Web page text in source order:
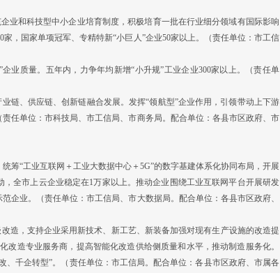
和科技型中小企业培育制度，积极培育一批在行业细分领域有国际影响
家，国家单项冠军、专精特新“小巨人”企业50家以上。（责任单位：市工信
质量。五年内，力争年均新增“小升规”工业企业300家以上。（责任单
、供应链、创新链融合发展。发挥“领航型”企业作用，引领带动上下游
任单位：市科技局、市工信局、市商务局。配合单位：各县市区政府、市
“工业互联网＋工业大数据中心＋5G”的数字基建体系化协同布局，开展
全市上云企业稳定在1万家以上。推动企业围绕工业互联网平台开展研发
企业。（责任单位：市工信局、市大数据局。配合单位：各县市区政府、
，支持企业采用新技术、新工艺、新装备加强对现有生产设施的改造提
改造专业服务商，提高智能化改造供给侧质量和水平，推动制造服务化。
千企转型”。（责任单位：市工信局。配合单位：各县市区政府、市属各